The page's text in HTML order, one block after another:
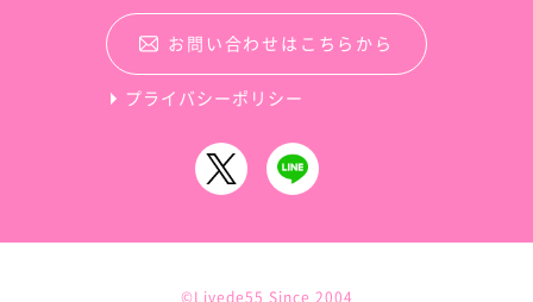
お問い合わせはこちらから
プライバシーポリシー
©Livede55 Since 2004